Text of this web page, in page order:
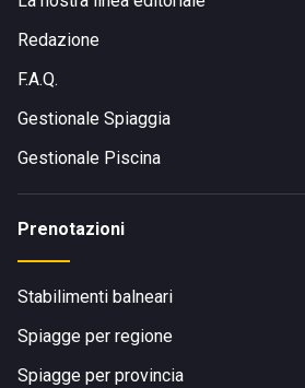
Redazione
F.A.Q.
Gestionale Spiaggia
Gestionale Piscina
Prenotazioni
Stabilimenti balneari
Spiagge per regione
Spiagge per provincia